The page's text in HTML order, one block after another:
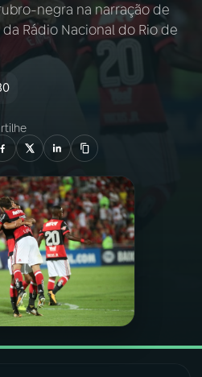
VIVOnegra na narração de
Rádio Nacional do Rio de